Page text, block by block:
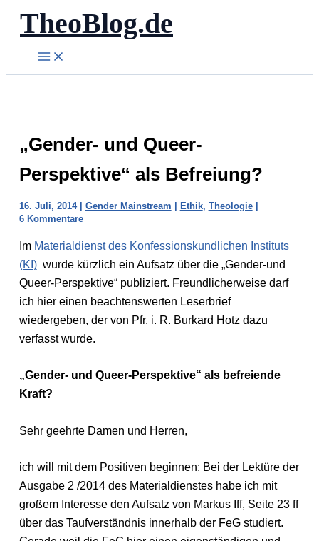
Zum
Inhalt
springen
TheoBlog.de
„Gender- und Queer-
Perspektive“ als Befreiung?
16. Juli, 2014 | Gender Mainstream | Ethik, Theologie|
6 Kommentare
ImMaterialdienst des Konfessionskundlichen Instituts
(KI)wurde kürzlich ein Aufsatz über die „Gender-und
Queer-Perspektive“ publiziert. Freundlicherweise darf
ich hier einen beachtenswerten Leserbrief
wiedergeben, der von Pfr. i. R. Burkard Hotz dazu
verfasst wurde.
„Gender- und Queer-Perspektive“ als befreiende
Kraft?
Sehr geehrte Damen und Herren,
ich will mit dem Positiven beginnen: Bei der Lektüre der
Ausgabe 2 /2014 des Materialdienstes habe ich mit
großem Interesse den Aufsatz von Markus Iff, Seite 23 ff
über das Taufverständnis innerhalb der FeG studiert.